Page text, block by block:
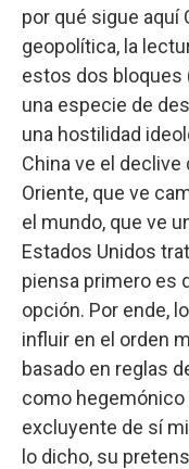
por qué sigue aquí
geopolítica, la
estos dos bloques
una especie de
una hostilidad
China ve el
Oriente, que ve
el mundo, que ve
Estados Unidos
piensa primero es
opción. Por ende,
influir en el orden
basado en reglas
como hegemónico
excluyente de sí
lo dicho, su